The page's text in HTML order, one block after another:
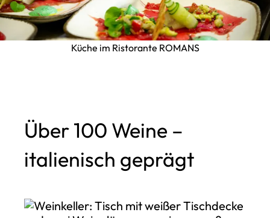
Küche im Ristorante ROMANS
Über 100 Weine –
italienisch geprägt